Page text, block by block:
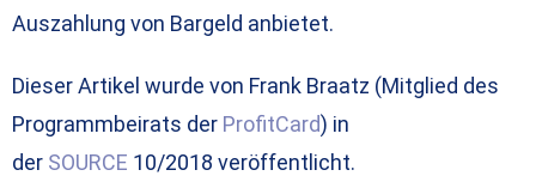
Auszahlung von Bargeld anbietet.
Dieser Artikel wurde von Frank Braatz (Mitglied des
Programmbeirats der ProfitCard) in
der SOURCE 10/2018 veröffentlicht.